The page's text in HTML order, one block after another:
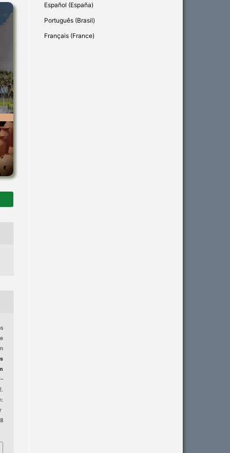
Español (España)
Português (Brasil)
Français (France)